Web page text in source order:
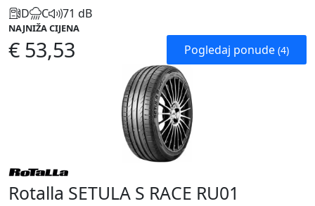
D C 71 dB
NAJNIŽA CIJENA
€ 53,53 Pogledaj ponude (4)
Rotalla SETULA S RACE RU01